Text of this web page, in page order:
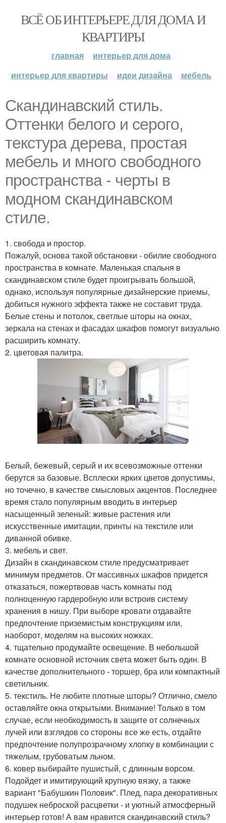
ВСЁ ОБ ИНТЕРЬЕРЕ ДЛЯ ДОМА И
КВАРТИРЫ
главная
интерьер для дома
интерьер для квартиры
идеи дизайна мебель
Скандинавский стиль.
Оттенки белого и серого,
текстура дерева, простая
мебель и много свободного
пространства - черты в
модном скандинавском
стиле.
1. свобода и простор.
Пожалуй, основа такой обстановки - обилие свободного
пространства в комнате. Маленькая спальня в
скандинавском стиле будет проигрывать большой,
однако, используя популярные дизайнерские приемы,
добиться нужного эффекта также не составит труда.
Белые стены и потолок, светлые шторы на окнах,
зеркала на стенах и фасадах шкафов помогут визуально
расширить комнату.
2. цветовая палитра.
Белый, бежевый, серый и их всевозможные оттенки
берутся за базовые. Всплески ярких цветов допустимы,
но точечно, в качестве смысловых акцентов. Последнее
время стало популярным вводить в интерьер
насыщенный зеленый: живые растения или
искусственные имитации, принты на текстиле или
диванной обивке.
3. мебель и свет.
Дизайн в скандинавском стиле предусматривает
минимум предметов. От массивных шкафов придется
отказаться, пожертвовав часть комнаты под
полноценную гардеробную или встроив систему
хранения в нишу. При выборе кровати отдавайте
предпочтение приземистым конструкциям или,
наоборот, моделям на высоких ножках.
4. тщательно продумайте освещение. В небольшой
комнате основной источник света может быть один. В
качестве дополнительного - торшер, бра или компактный
светильник.
5. текстиль. Не любите плотные шторы? Отлично, смело
оставляйте окна открытыми. Внимание! Только в том
случае, если необходимость в защите от солнечных
лучей или взглядов со стороны все же есть, отдайте
предпочтение полупрозрачному хлопку в комбинации с
тяжелым, грубоватым льном.
6. ковер выбирайте пушистый, с длинным ворсом.
Подойдет и имитирующий крупную вязку, а также
вариант "Бабушкин Половик". Плед, пара декоративных
подушек неброской расцветки - и уютный атмосферный
интерьер готов! А вам нравится скандинавский стиль?